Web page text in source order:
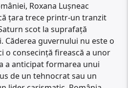
Roxana Lușneac
țara trece printr-un tranzit
scot la suprafață
Căderea guvernului nu este o
o consecință firească a unor
a anticipat formarea unui
de un tehnocrat sau un